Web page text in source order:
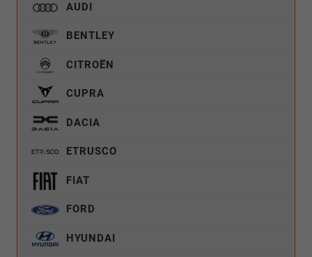
AUDI
BENTLEY
CITROËN
CUPRA
DACIA
ETRUSCO
FIAT
FORD
HYUNDAI